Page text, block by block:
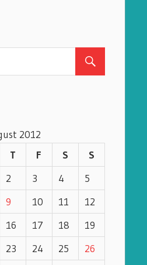
2012
T F S S
2 3 4
5
9 10 11
12
16 17 18
19
23 24 25
26